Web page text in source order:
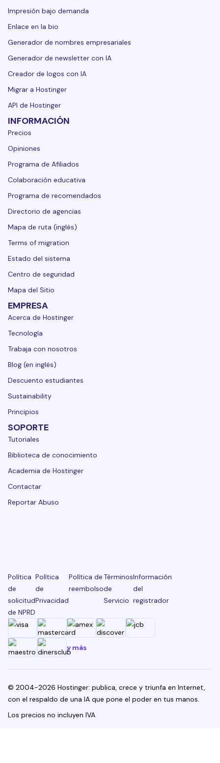
Impresión bajo demanda
Enlace en la bio
Generador de nombres empresariales
Generador de newsletter con IA
Creador de logos con IA
Migrar a Hostinger
API de Hostinger
INFORMACIÓN
Precios
Opiniones
Programa de Afiliados
Colaboración educativa
Programa de recomendados
Directorio de agencias
Mapa de ruta (inglés)
Terms of migration
Estado del sistema
Centro de seguridad
Mapa del Sitio
EMPRESA
Acerca de Hostinger
Tecnología
Trabaja con nosotros
Blog (en inglés)
Descuento estudiantes
Sustainability
Principios
SOPORTE
Tutoriales
Biblioteca de conocimiento
Academia de Hostinger
Contactar
Reportar Abuso
Política
de
solicitud
de NPRD
Política
de
Privacidad
Política de
reembolso
Términos
de
Servicio
Información
del
registrador
y más
© 2004-2026 Hostinger: publica, crece y triunfa en Internet,
con el respaldo de una IA que pone el poder en tus manos.
Los precios no incluyen IVA